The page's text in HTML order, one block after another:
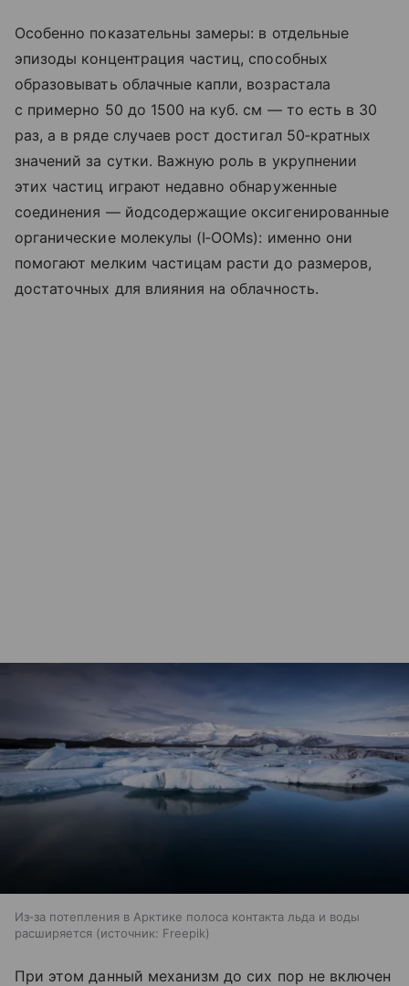
Особенно показательны замеры: в отдельные
эпизоды концентрация частиц, способных
образовывать облачные капли, возрастала
с примерно 50 до 1500 на куб. см — то есть в 30
раз, а в ряде случаев рост достигал 50‑кратных
значений за сутки. Важную роль в укрупнении
этих частиц играют недавно обнаруженные
соединения — йодсодержащие оксигенированные
органические молекулы (I‑OOMs): именно они
помогают мелким частицам расти до размеров,
достаточных для влияния на облачность.
Из‑за потепления в Арктике полоса контакта льда и воды
расширяется
источник: Freepik
При этом данный механизм до сих пор не включен